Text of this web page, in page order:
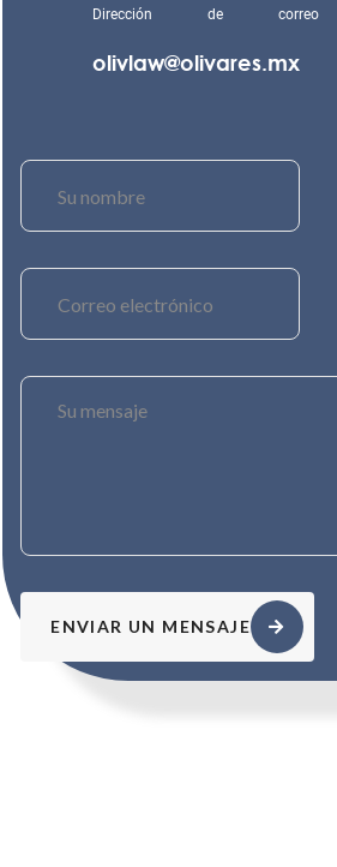
Dirección de correo
olivlaw@olivares.mx
ENVIAR UN MENSAJE